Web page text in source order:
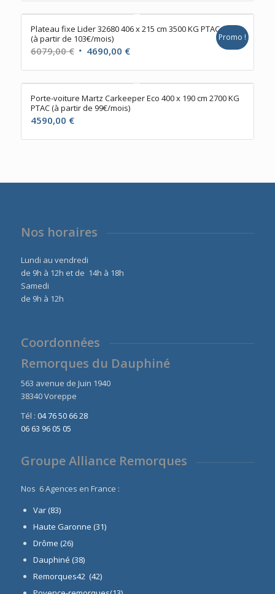
était :
3948,00 €.
est :
Plateau fixe Lider 32680 406 x 215 cm 3500 KG PTAC
(à partir de 103€/mois)
6079,00€ Le
était :
6079,00 €.
4690,00 €Le
est :
4690,00 €.
Promo !
Porte-voiture Martz Carkeeper Eco 400 x 190 cm 2700 KG
PTAC (à partir de 99€/mois)
4590,00 €
Nos horaires
Lundi au vendredi
de 9h à 12h et de 14h à 18h
Samedi
de 9h à 12h
Coordonnées
Remorques du Dauphiné
563 avenue de Juin 1940
38340 Voreppe
Tél : 04 76 50 66 28
06 63 96 05 05
Groupe Alliance Remorques
Nos 6 Agences en France :
Var (83)
Haute Garonne (31)
Drôme (26)
Dauphiné (38)
Remorques42 (42)